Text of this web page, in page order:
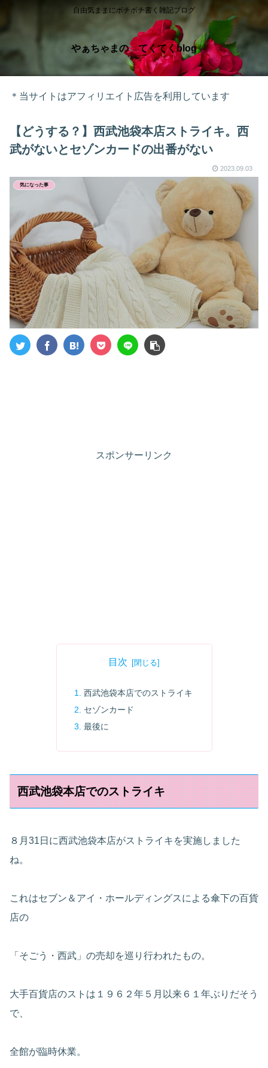
自由気ままにボチボチ書く雑記ブログ
やぁちゃまの てくてくblog
＊当サイトはアフィリエイト広告を利用しています
【どうする？】西武池袋本店ストライキ。西
武がないとセゾンカードの出番がない
2023.09.03
気になった事
スポンサーリンク
目次
西武池袋本店でのストライキ
セゾンカード
最後に
西武池袋本店でのストライキ
８月31日に西武池袋本店がストライキを実施しました
ね。
これはセブン＆アイ・ホールディングスによる傘下の百貨
店の
「そごう・西武」の売却を巡り行われたもの。
大手百貨店のストは１９６２年５月以来６１年ぶりだそう
で、
全館が臨時休業。